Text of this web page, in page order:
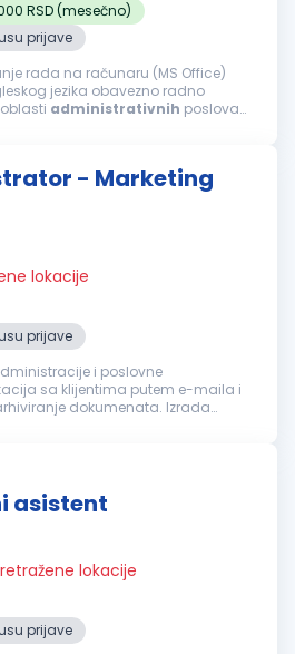
RSD (mesečno)
prijave
rada na računaru (MS Office)
jezika obavezno radno
administrativnih poslova
- Marketing
lokacije
prijave
sa klijentima putem e-maila i
dokumenata. Izrada
asistent
lokacije
prijave